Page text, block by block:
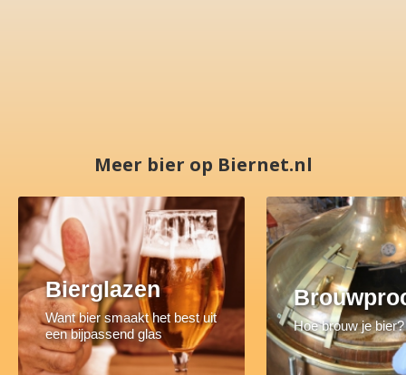
Meer bier op Biernet.nl
Bierglazen
Want bier smaakt het best uit
een bijpassend glas
Hoe brouw je bier?